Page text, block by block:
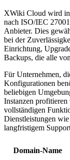
XWiki Cloud wird in
nach ISO/IEC
Anbieter. Dies
bei der
Einrichtung,
Backups, die alle
Für Unternehmen,
Konfigurationen
beliebigen
Instanzen profitieren
vollständigen
Dienstleistungen
langfristigem
Domain-Name